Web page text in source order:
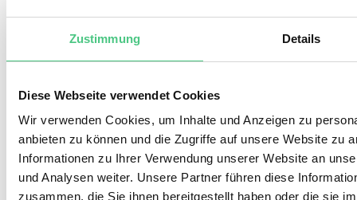
Zustimmung Details
Diese Webseite verwendet Cookies
Wir verwenden Cookies, um Inhalte und Anzeigen zu
anbieten zu können und die Zugriffe auf unsere Website zu
Informationen zu Ihrer Verwendung unserer Website an
und Analysen weiter. Unsere Partner führen diese
zusammen, die Sie ihnen bereitgestellt haben oder die sie
Produktion und Maschinenbau. Das zentrale
Dokumentation und Wissensmanagement
technische Dokumente automatisch auswertet und
Technikern kontextbezogene Informationen bereitstellt.
Die Lösung eignet sich für mittelständische
Fertigungsunternehmen, die Wert auf KI-gestützte